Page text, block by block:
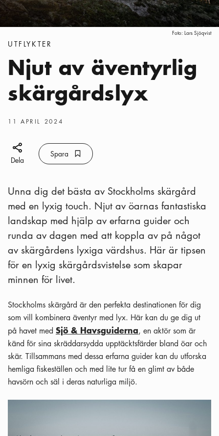
Foto: Lars Sjöqvist
Kategorier
UTFLYKTER
Njut av äventyrlig
skärgårdslyx
Publiceringsdatum
11 APRIL 2024
Dela ikon
Dela
Spara Bokmärke ikon
Spara
Unna dig det bästa av Stockholms skärgård
med en lyxig touch. Njut av öarnas fantastiska
landskap med hjälp av erfarna guider och
runda av dagen med att koppla av på något
av skärgårdens lyxiga värdshus. Här är tipsen
för en lyxig skärgårdsvistelse som skapar
minnen för livet.
Stockholms skärgård är den perfekta destinationen för dig
som vill kombinera äventyr med lyx. Här kan du ge dig ut
på havet med Sjö & Havsguiderna, en aktör som är
känd för sina skräddarsydda upptäcktsfärder bland öar och
skär. Tillsammans med dessa erfarna guider kan du utforska
hemliga fiskeställen och med lite tur få en glimt av både
havsörn och säl i deras naturliga miljö.